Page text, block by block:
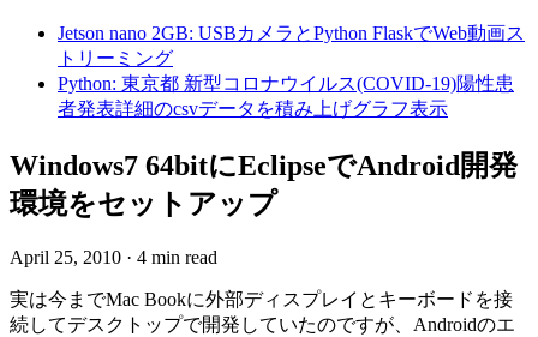
Jetson nano 2GB: USBカメラとPython FlaskでWeb動画ス
トリーミング
Python: 東京都 新型コロナウイルス(COVID-19)陽性患
者発表詳細のcsvデータを積み上げグラフ表示
Windows7 64bitにEclipseでAndroid開発
環境をセットアップ
April 25, 2010 · 4 min read
実は今までMac Bookに外部ディスプレイとキーボードを接
続してデスクトップで開発していたのですが、Androidのエ